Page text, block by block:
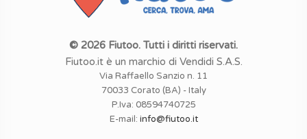
© 2026 Fiutoo. Tutti i diritti riservati.
Fiutoo.it è un marchio di Vendidi S.A.S.
Via Raffaello Sanzio n. 11
70033 Corato (BA) - Italy
P.Iva: 08594740725
E-mail: info@fiutoo.it